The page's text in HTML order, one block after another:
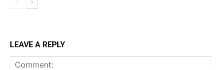
LEAVE A REPLY